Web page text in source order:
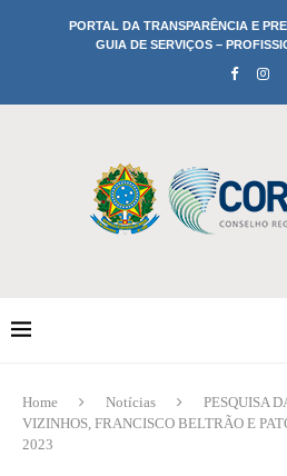
PORTAL DA TRANSPARÊNCIA E
GUIA DE SERVIÇOS –
Home Notícias
PESQUISA
VIZINHOS, FRANCISCO BELTRÃO E
2023